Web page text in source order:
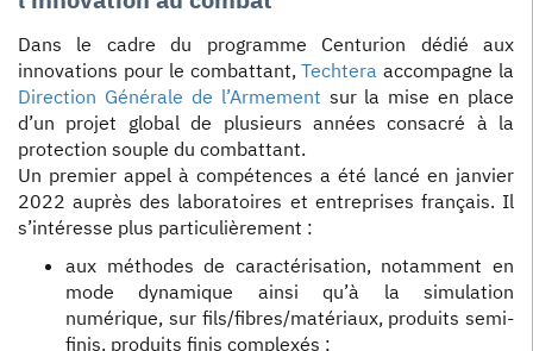
Dans le cadre du programme Centurion dédié aux
innovations pour le combattant,Techtera accompagne la
Direction Générale de l’Armement sur la mise en place
d’un projet global de plusieurs années consacré à la
protection souple du combattant.
Un premier appel à compétences a été lancé en janvier
2022 auprès des laboratoires et entreprises français. Il
s’intéresse plus particulièrement :
aux méthodes de caractérisation, notamment en
mode dynamique ainsi qu’à la simulation
numérique, sur fils/fibres/matériaux, produits semi-
finis, produits finis complexés ;